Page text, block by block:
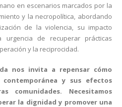
en escenarios marcados por la
y la necropolítica, abordando
de la violencia, su impacto
de recuperar prácticas
y la reciprocidad.
nos invita a repensar cómo
y sus efectos
comunidades. Necesitamos
la dignidad y promover una